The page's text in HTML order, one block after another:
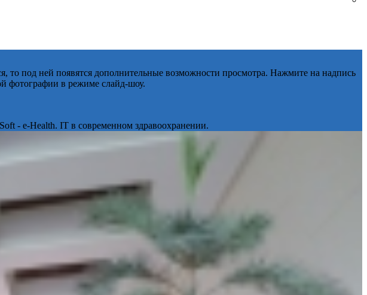
под ней появятся дополнительные возможности просмотра. Нажмите на надпись
фотографии в режиме слайд-шоу.
- e-Health. IT в современном здравоохранении.